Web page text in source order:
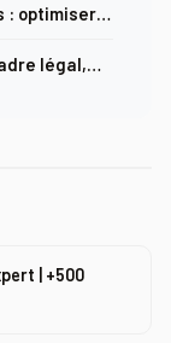
: optimiser
légal,
| +500